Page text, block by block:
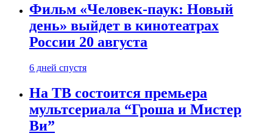
Фильм «Человек-паук: Новый
день» выйдет в кинотеатрах
России 20 августа
6 дней спустя
На ТВ состоится премьера
мультсериала “Гроша и Мистер
Ви”